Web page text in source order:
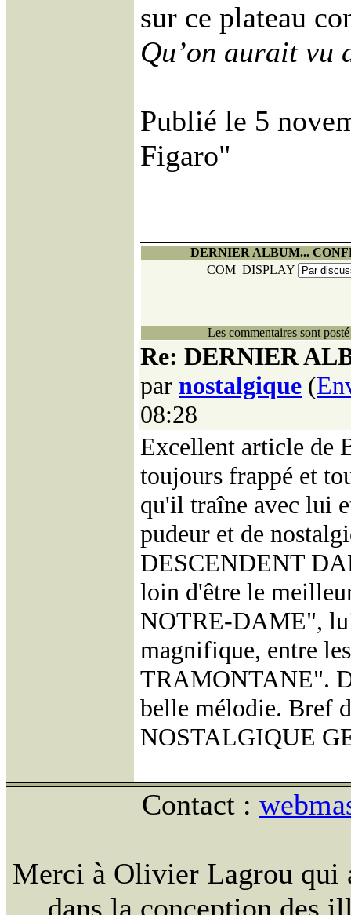
sur ce plateau
Qu’on aurait vu
Publié le 5
Figaro"
DERNIER ALBUM...
_COM_DISPLAY
Les commentaires sont
Re: DERNIER
par nostalgique (
08:28
Excellent article de
toujours frappé et
qu'il traîne avec lui
pudeur et de
DESCENDENT
loin d'être le
NOTRE-DAME",
magnifique, entre
TRAMONTANE".
belle mélodie. Bref
NOSTALGIQUE
Contact :
Merci à Olivier Lagrou qui
dans la conception des